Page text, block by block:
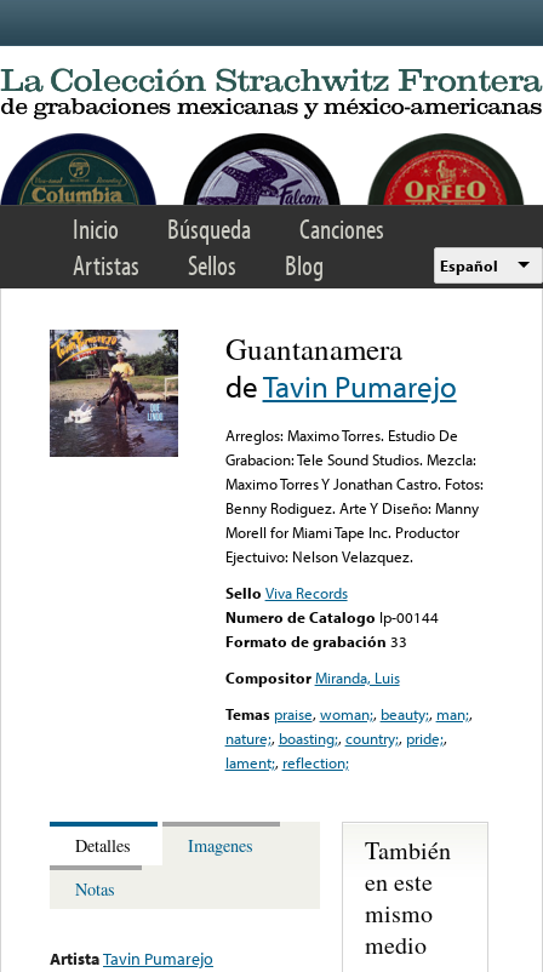
Inicio Búsqueda
Canciones
Artistas
Sellos Blog Español
Guantanamera
deTavin Pumarejo
Arreglos: Maximo Torres. Estudio De
Grabacion: Tele Sound Studios. Mezcla:
Maximo Torres Y Jonathan Castro. Fotos:
Benny Rodiguez. Arte Y Diseño: Manny
Morell for Miami Tape Inc. Productor
Ejectuivo: Nelson Velazquez.
Sello Viva Records
Numero de Catalogo lp-00144
Formato de grabación 33
Compositor Miranda, Luis
Temas praise,woman;, beauty;, man;,
nature;, boasting;,country;, pride;,
lament;, reflection;
Detalles
Imagenes
Notas
ArtistaTavin Pumarejo
También
en este
mismo
medio